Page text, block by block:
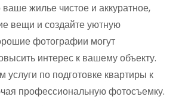
ваше жилье чистое и аккуратное,
вещи и создайте уютную
фотографии могут
интерес к вашему объекту.
по подготовке квартиры к
профессиональную фотосъемку.